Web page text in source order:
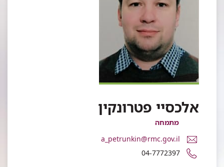
אלכסיי פטרונקין
מתמחה
דואר
אלקטרוני
ד"ר
a_petrunkin@rmc.gov.il
מספר
טלפון
04-7772397